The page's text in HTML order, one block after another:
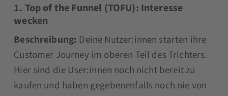
1. Top of the Funnel (TOFU): Interesse
wecken
Beschreibung: Deine Nutzer:innen starten ihre
Customer Journey im oberen Teil des Trichters.
Hier sind die User:innen noch nicht bereit zu
kaufen und haben gegebenenfalls noch nie von